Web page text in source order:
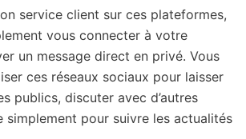
service client sur ces plateformes,
vous connecter à votre
un message direct en privé. Vous
ces réseaux sociaux pour laisser
publics, discuter avec d’autres
simplement pour suivre les actualités